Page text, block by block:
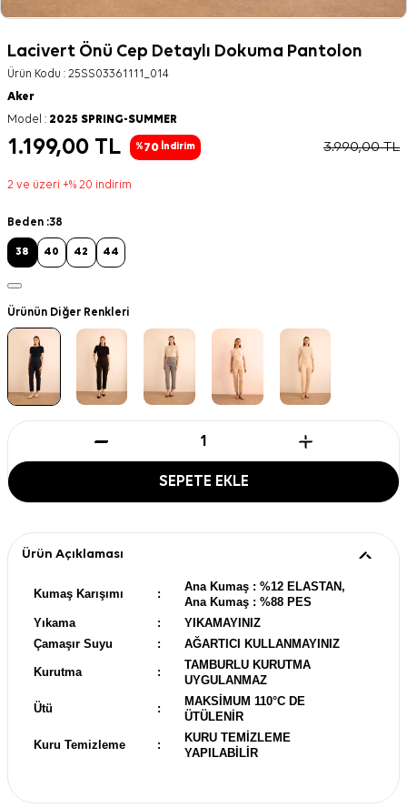
Lacivert Önü Cep Detaylı Dokuma Pantolon
Ürün Kodu : 25SS03361111_014
Aker
Model : 2025 SPRING-SUMMER
1.199,00 TL %70 İndirim 3.990,00TL
2 ve üzeri +% 20 indirim
Beden :38
38 40 42 44
Ürünün Diğer Renkleri
SEPETE EKLE
Ürün Açıklaması
Kumaş Karışımı :
Ana Kumaş : %12 ELASTAN,
Ana Kumaş : %88 PES
Yıkama
:
YIKAMAYINIZ
Çamaşır Suyu
: AĞARTICI KULLANMAYINIZ
Kurutma :
TAMBURLU KURUTMA
UYGULANMAZ
Ütü :
MAKSİMUM 110°C DE
ÜTÜLENİR
Kuru Temizleme :
KURU TEMİZLEME
YAPILABİLİR